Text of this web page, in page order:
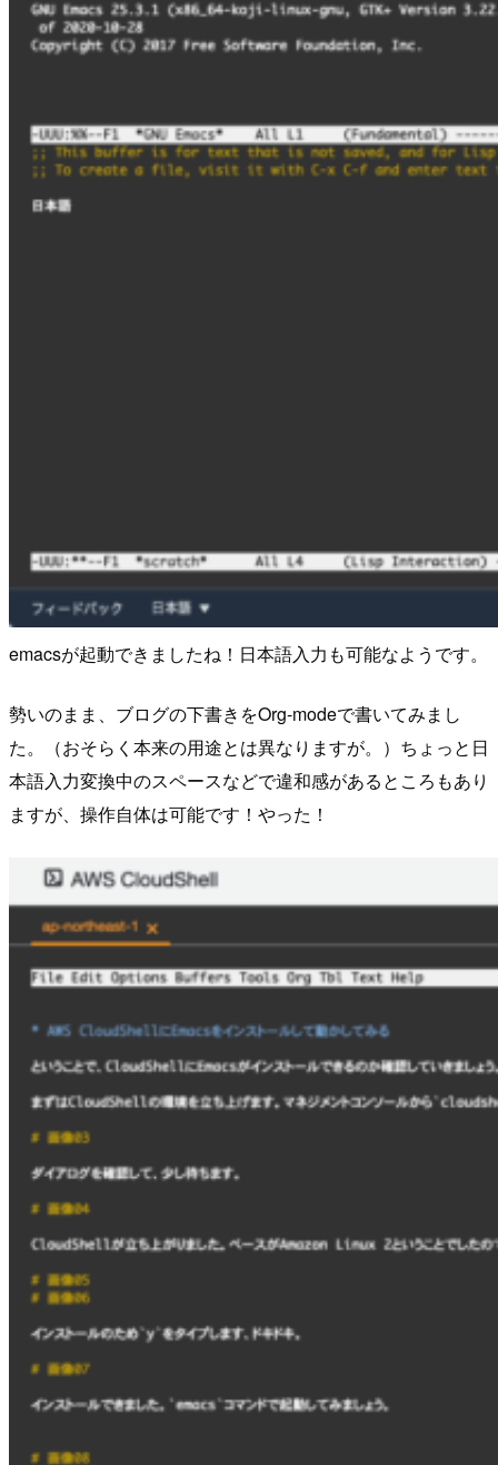
emacsが起動できましたね！日本語入力も可能なようです。
勢いのまま、ブログの下書きをOrg-modeで書いてみまし
た。（おそらく本来の用途とは異なりますが。）ちょっと日
本語入力変換中のスペースなどで違和感があるところもあり
ますが、操作自体は可能です！やった！